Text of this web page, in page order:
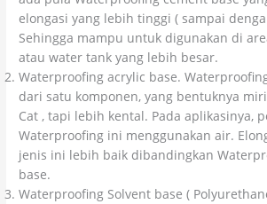
elongasi yang lebih tinggi ( sampai
Sehingga mampu untuk digunakan di
atau water tank yang lebih besar.
Waterproofing acrylic base.
dari satu komponen, yang bentuknya
Cat , tapi lebih kental. Pada aplikasinya,
Waterproofing ini menggunakan air.
jenis ini lebih baik dibandingkan
base.
Waterproofing Solvent base (